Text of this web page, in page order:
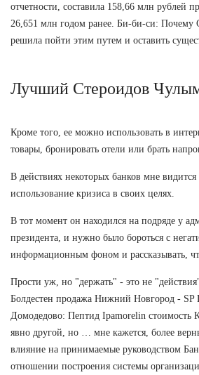
отчетности, составила 158,66 млн рублей
26,651 млн годом ранее. Би-би-си: Почему
решила пойти этим путем и оставить
Лучший Стероидов
Кроме того, ее можно использовать в
товары, бронировать отели или брать
В действиях некоторых банков мне
использование кризиса в своих целях.
В тот момент он находился на подряде у
президента, и нужно было бороться с
информационным фоном и рассказывать,
Прости уж, но "держать" - это не
Болдестен продажа Нижний Новгород - SP
Домодедово: Пептид Ipamorelin стоимость
явно другой, но … мне кажется, более
влияние на принимаемые руководством
отношении построения системы